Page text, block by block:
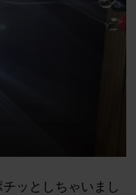
ッとしちゃいまし